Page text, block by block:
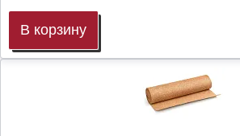
В корзину